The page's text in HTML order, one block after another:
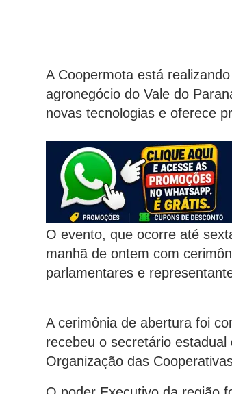
A Coopermota está
agronegócio do Vale do
novas tecnologias e oferece
O evento, que ocorre até
manhã de ontem com
parlamentares e
A cerimônia de abertura foi
recebeu o secretário
Organização das